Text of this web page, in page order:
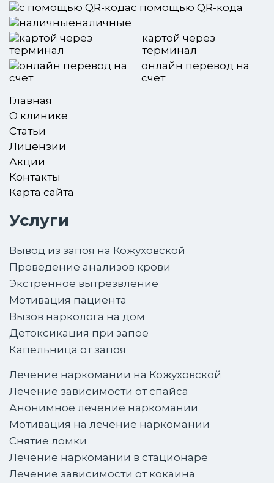
с помощью QR-кода
наличные
картой через
терминал
онлайн перевод на
счет
Главная
О клинике
Статьи
Лицензии
Акции
Контакты
Карта сайта
Услуги
Вывод из запоя на Кожуховской
Проведение анализов крови
Экстренное вытрезвление
Мотивация пациента
Вызов нарколога на дом
Детоксикация при запое
Капельница от запоя
Лечение наркомании на Кожуховской
Лечение зависимости от спайса
Анонимное лечение наркомании
Мотивация на лечение наркомании
Снятие ломки
Лечение наркомании в стационаре
Лечение зависимости от кокаина